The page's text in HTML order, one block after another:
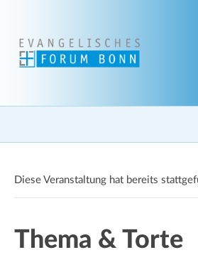
Diese Veranstaltung hat bereits
Thema & Torte